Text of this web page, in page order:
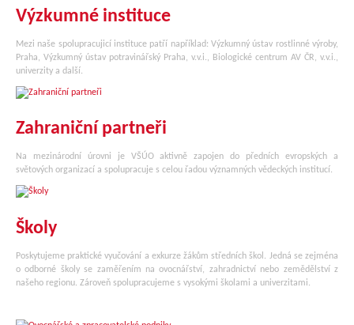
Výzkumné instituce
Mezi naše spolupracujicí instituce patří například: Výzkumný ústav rostlinné výroby,
Praha, Výzkumný ústav potravinářský Praha, v.v.i., Biologické centrum AV ČR, v.v.i.,
univerzity a další.
Zahraniční partneři
Na mezinárodní úrovni je VŠÚO aktivně zapojen do předních evropských a
světových organizací a spolupracuje s celou řadou významných vědeckých institucí.
Školy
Poskytujeme praktické vyučování a exkurze žákům středních škol. Jedná se zejména
o odborné školy se zaměřením na ovocnářství, zahradnictví nebo zemědělství z
našeho regionu. Zároveň spolupracujeme s vysokými školami a univerzitami.